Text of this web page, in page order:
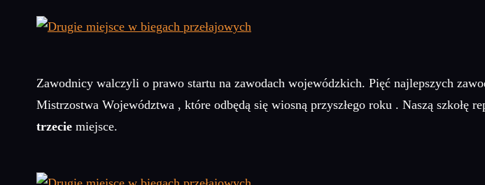
Zawodnicy walczyli o prawo startu na zawodach wojewódzkich. Pięć najlepszych
Mistrzostwa Województwa , które odbędą się wiosną przyszłego roku . Naszą szkołę
trzecie miejsce.